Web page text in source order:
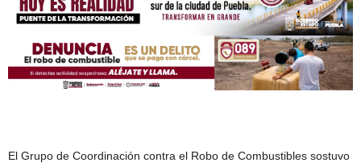
El Grupo de Coordinación contra el Robo de Combustibles sostuvo